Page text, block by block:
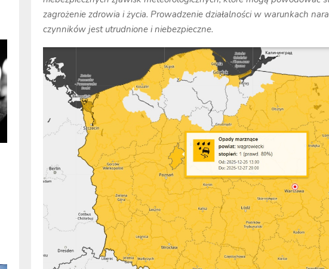
zagrożenie zdrowia i życia. Prowadzenie działalności w warunkach
czynników jest utrudnione i niebezpieczne.